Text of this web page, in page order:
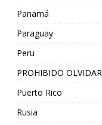
Panamá
Paraguay
Peru
PROHIBIDO OLVIDAR
Puerto Rico
Rusia